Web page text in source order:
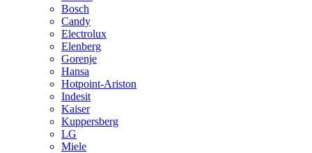
Bosch
Candy
Electrolux
Elenberg
Gorenje
Hansa
Hotpoint-Ariston
Indesit
Kaiser
Kuppersberg
LG
Miele